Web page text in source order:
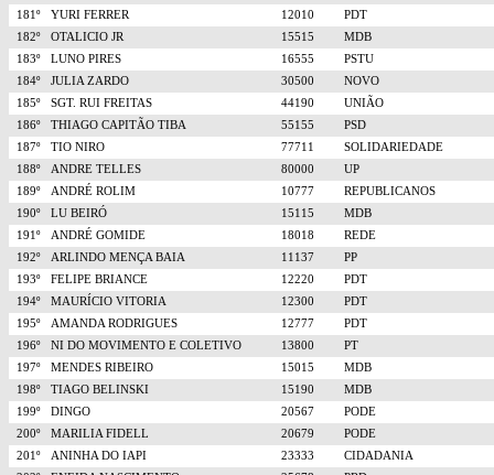
181º
YURI FERRER 12010
PDT
182º
OTALICIO JR 15515
MDB
183º
LUNO PIRES 16555
PSTU
184º
JULIA ZARDO 30500
NOVO
185º
SGT. RUI FREITAS 44190
UNIÃO
186º
THIAGO CAPITÃO TIBA 55155
PSD
187º
TIO NIRO 77711
SOLIDARIEDADE
188º
ANDRE TELLES 80000
UP
189º
ANDRÉ ROLIM 10777
REPUBLICANOS
190º
LU BEIRÓ 15115
MDB
191º
ANDRÉ GOMIDE 18018
REDE
192º
ARLINDO MENÇA BAIA 11137
PP
193º
FELIPE BRIANCE 12220
PDT
194º
MAURÍCIO VITORIA 12300
PDT
195º
AMANDA RODRIGUES 12777
PDT
196º
NI DO MOVIMENTO E COLETIVO 13800
PT
197º
MENDES RIBEIRO 15015
MDB
198º
TIAGO BELINSKI 15190
MDB
199º
DINGO 20567
PODE
200º
MARILIA FIDELL 20679
PODE
201º
ANINHA DO IAPI 23333
CIDADANIA